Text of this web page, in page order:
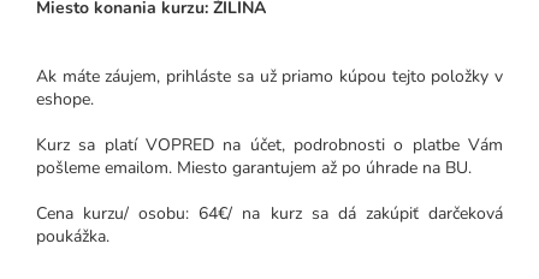
Miesto konania kurzu: ŽILINA
Ak máte záujem, prihláste sa už priamo kúpou tejto položky v
eshope.
Kurz sa platí VOPRED na účet, podrobnosti o platbe Vám
pošleme emailom. Miesto garantujem až po úhrade na BU.
Cena kurzu/ osobu: 64€/ na kurz sa dá zakúpiť darčeková
poukážka.